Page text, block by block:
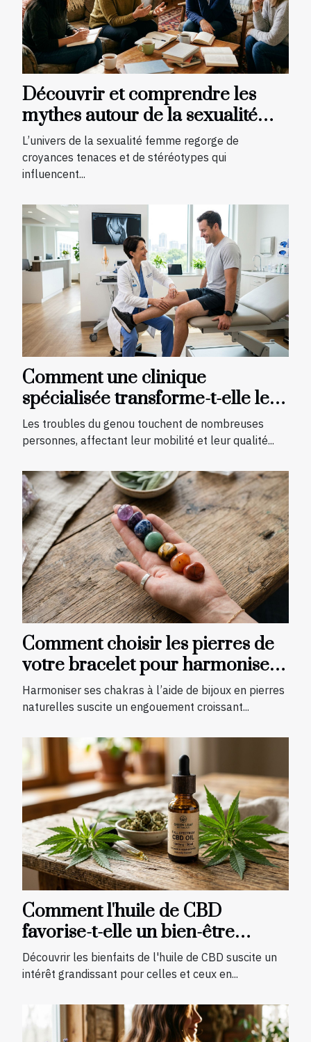
Découvrir et comprendre les
mythes autour de la sexualité
femme
L’univers de la sexualité femme regorge de
croyances tenaces et de stéréotypes qui
influencent...
Comment une clinique
spécialisée transforme-t-elle le
traitement des troubles du genou
?
Les troubles du genou touchent de nombreuses
personnes, affectant leur mobilité et leur qualité...
Comment choisir les pierres de
votre bracelet pour harmoniser
vos chakras ?
Harmoniser ses chakras à l’aide de bijoux en pierres
naturelles suscite un engouement croissant...
Comment l'huile de CBD
favorise-t-elle un bien-être
quotidien ?
Découvrir les bienfaits de l'huile de CBD suscite un
intérêt grandissant pour celles et ceux en...